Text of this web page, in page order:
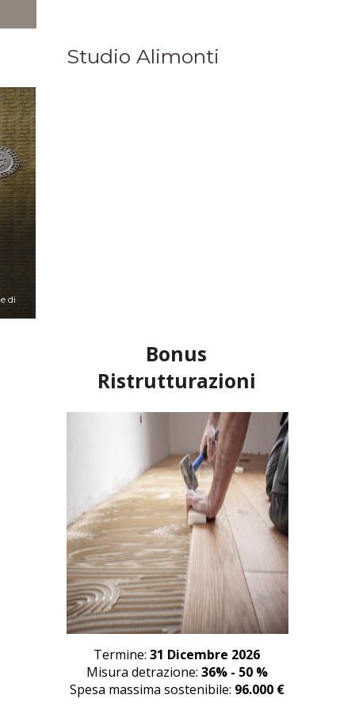
Studio Alimonti
di
Bonus
Ristrutturazioni
Termine: 31 Dicembre 2026
Misura detrazione: 36% - 50 %
Spesa massima sostenibile: 96.000 €